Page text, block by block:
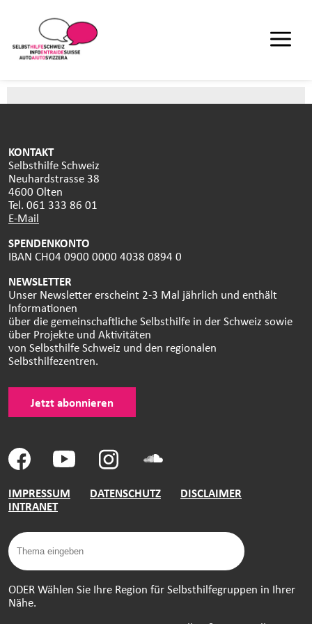
KONTAKT
Selbsthilfe Schweiz
Neuhardstrasse 38
4600 Olten
Tel. 061 333 86 01
E-Mail
SPENDENKONTO
IBAN CH04 0900 0000 4038 0894 0
NEWSLETTER
Unser Newsletter erscheint 2-3 Mal jährlich und enthält
Informationen
über die gemeinschaftliche Selbsthilfe in der Schweiz sowie
über Projekte und Aktivitäten
von Selbsthilfe Schweiz und den regionalen
Selbsthilfezentren.
Jetzt abonnieren
IMPRESSUM DATENSCHUTZ
DISCLAIMER
INTRANET
ODER Wählen Sie Ihre Region für Selbsthilfegruppen in Ihrer
Nähe.